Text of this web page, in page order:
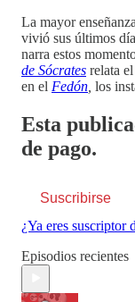
La mayor
vivió sus últimos
narra estos
de Sócrates relata
en el Fedón los
Esta
de pago.
Suscribirse
¿Ya eres suscriptor
Episodios recientes